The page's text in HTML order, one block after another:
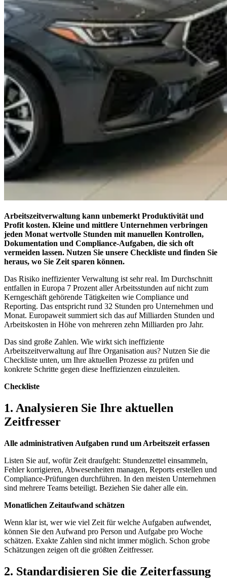
Arbeitszeitverwaltung kann unbemerkt Produktivität und
Profit kosten. Kleine und mittlere Unternehmen verbringen
jeden Monat wertvolle Stunden mit manuellen Kontrollen,
Dokumentation und Compliance-Aufgaben, die sich oft
vermeiden lassen. Nutzen Sie unsere Checkliste und finden Sie
heraus, wo Sie Zeit sparen können.
Das Risiko ineffizienter Verwaltung ist sehr real. Im Durchschnitt
entfallen in Europa 7 Prozent aller Arbeitsstunden auf nicht zum
Kerngeschäft gehörende Tätigkeiten wie Compliance und
Reporting. Das entspricht rund 32 Stunden pro Unternehmen und
Monat. Europaweit summiert sich das auf Milliarden Stunden und
Arbeitskosten in Höhe von mehreren zehn Milliarden pro Jahr.
Das sind große Zahlen. Wie wirkt sich ineffiziente
Arbeitszeitverwaltung auf Ihre Organisation aus? Nutzen Sie die
Checkliste unten, um Ihre aktuellen Prozesse zu prüfen und
konkrete Schritte gegen diese Ineffizienzen einzuleiten.
Checkliste
1. Analysieren Sie Ihre aktuellen
Zeitfresser
Alle administrativen Aufgaben rund um Arbeitszeit erfassen
Listen Sie auf, wofür Zeit draufgeht: Stundenzettel einsammeln,
Fehler korrigieren, Abwesenheiten managen, Reports erstellen und
Compliance-Prüfungen durchführen. In den meisten Unternehmen
sind mehrere Teams beteiligt. Beziehen Sie daher alle ein.
Monatlichen Zeitaufwand schätzen
Wenn klar ist, wer wie viel Zeit für welche Aufgaben aufwendet,
können Sie den Aufwand pro Person und Aufgabe pro Woche
schätzen. Exakte Zahlen sind nicht immer möglich. Schon grobe
Schätzungen zeigen oft die größten Zeitfresser.
2. Standardisieren Sie die Zeiterfassung